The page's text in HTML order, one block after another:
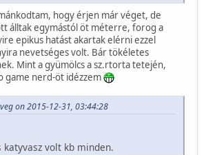
hogy érjen már véget, de
álltak egymástól öt méterre, forog a
epikus hatást akartak elérni ezzel
nevetséges volt. Bár tökéletes
Mint a gyümölcs a sz.rtorta tetején,
game nerd-öt idézzem
on 2015-12-31, 03:44:28
volt kb minden.